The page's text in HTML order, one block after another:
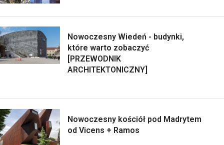
Nowoczesny Wiedeń - budynki,
które warto zobaczyć
[PRZEWODNIK
ARCHITEKTONICZNY]
Nowoczesny kościół pod Madrytem
od Vicens + Ramos